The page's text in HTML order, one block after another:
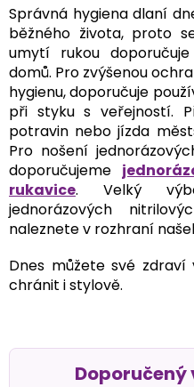
Správná hygiena dlaní
běžného života, proto
umytí rukou
domů. Pro zvýšenou
hygienu, doporučuje
při styku s veřejností.
potravin nebo jízda
Pro nošení
doporučujeme
rukavice. Velký
jednorázových
naleznete v rozhraní
Dnes můžete své
chránit i stylově.
Doporučený